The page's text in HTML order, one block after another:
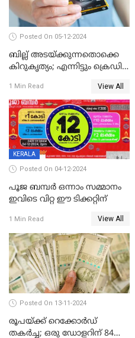
Posted On 05-12-2024
ബില്ല് അടയ്ക്കുന്നതൊക്കെ
കിറുകൃത്യം; എന്നിട്ടും ക്രെഡിറ്റ്
കൂടുന്നില്ലേ? കാരണം ഇതാണ്
1 Min Read View All
KERALA
Posted On 04-12-2024
പൂജ ബമ്പർ ഒന്നാം സമ്മാനം
ഇവിടെ വിറ്റ ഈ ടിക്കറ്റിന്
1 Min Read View All
Posted On 13-11-2024
രൂപയ്ക്ക് റെക്കോർഡ്
തകര്‍ച്ച; ഒരു ഡോളറിന് 84